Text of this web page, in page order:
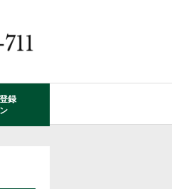
録